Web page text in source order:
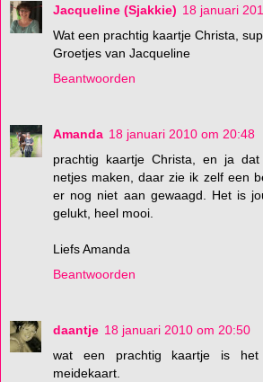
Jacqueline (Sjakkie) 18 januari
Wat een prachtig kaartje Christa,
Groetjes van Jacqueline
Beantwoorden
Amanda 18 januari 2010 om 20:48
prachtig kaartje Christa, en ja
netjes maken, daar zie ik zelf een
er nog niet aan gewaagd. Het is
gelukt, heel mooi.
Liefs Amanda
Beantwoorden
daantje 18 januari 2010 om 20:50
wat een prachtig kaartje is het
meidekaart.